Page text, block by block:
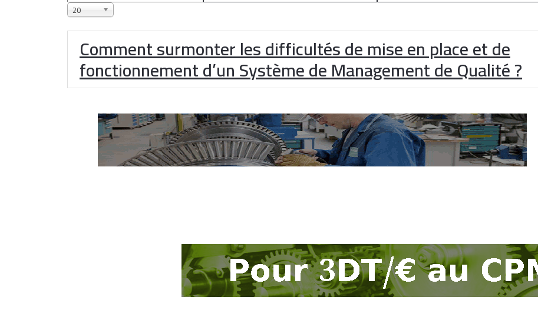
20
Comment surmonter les difficultés de mise en place et de
fonctionnement d’un Système de Management de Qualité ?